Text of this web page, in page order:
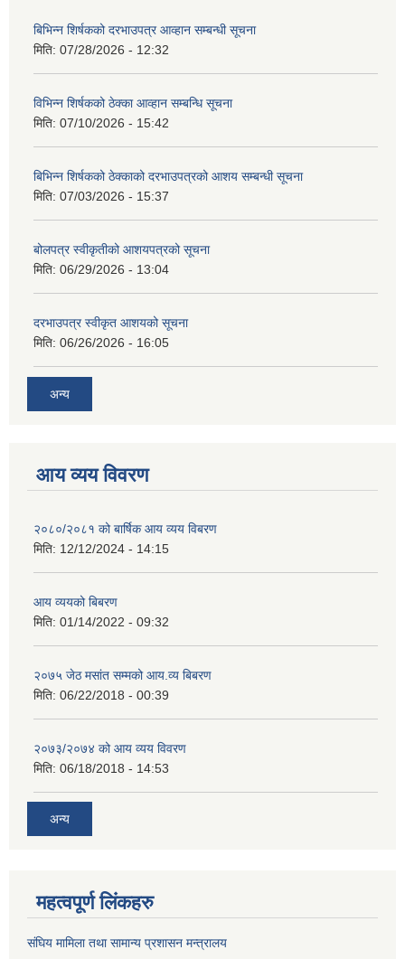
बिभिन्‍न शिर्षकको दरभाउपत्र आव्हान सम्बन्धी सूचना
मिति: 07/28/2026 - 12:32
विभिन्न शिर्षकको ठेक्का आव्हान सम्बन्धि सूचना
मिति: 07/10/2026 - 15:42
बिभिन्‍न शिर्षकको ठेक्काको दरभाउपत्रको आशय सम्बन्धी सूचना
मिति: 07/03/2026 - 15:37
बोलपत्र स्वीकृतीको आशयपत्रको सूचना
मिति: 06/29/2026 - 13:04
दरभाउपत्र स्वीकृत आशयको सूचना
मिति: 06/26/2026 - 16:05
अन्य
आय व्यय विवरण
२०८०/२०८१ को बार्षिक आय व्यय विबरण
मिति: 12/12/2024 - 14:15
आय व्ययको बिबरण
मिति: 01/14/2022 - 09:32
२०७५ जेठ मसांत सम्मको आय.व्य बिबरण
मिति: 06/22/2018 - 00:39
२०७३/२०७४ को आय व्यय विवरण
मिति: 06/18/2018 - 14:53
अन्य
महत्वपूर्ण लिंकहरु
संघिय मामिला तथा सामान्य प्रशासन मन्त्रालय